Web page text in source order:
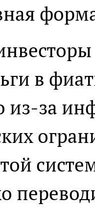
в
из-за